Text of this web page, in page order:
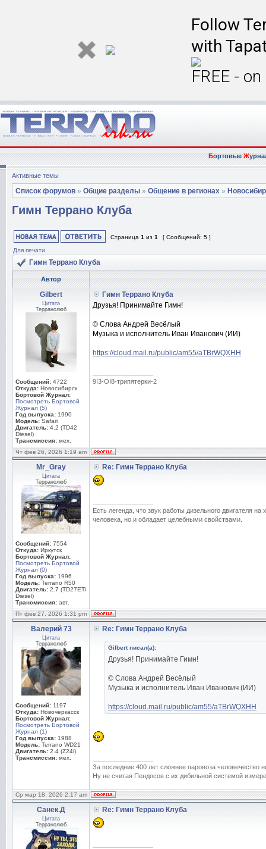
Follow
with
FREE -
БортовыеЖ
Активные темы
Список форумов » Общие разделы » Общение в регионах »
Гимн Террано Клуба
Страница 1 из 1
[ Сообщений: 5 ]
Для печати
Гимн Террано Клуба
Автор
Gilbert
Цитата
Терранолюб
Сообщений: 4722
Откуда: Новосибирск
Бортовой Журнал:
Посмотреть Бортовой
Журнал (5)
Год выпуска: 1990
Модель: Safari
Двигатель: 4.2 (TD42
Diesel)
Трансмиссия: мех.
Гимн Террано Клуба
Друзья! Принимайте Гимн!
© Слова Андрей Весёлый
Музыка и исполнитель Иван Иванович (ИИ)
https://cloud.mail.ru/public/am55/aTBrWQXHH
9I3-OI8-трипятерки-2
Чт фев 26, 2026 1:19 am
Mr_Gray
Цитата
Терранолюб
Сообщений: 7554
Откуда: Иркутск
Бортовой Журнал:
Посмотреть Бортовой
Журнал (0)
Год выпуска: 1996
Модель: Terrano R50
Двигатель: 2.7 (TD27ETi
Diesel)
Трансмиссия: авт.
Re: Гимн Террано Клуба
Есть легенда, что звук работы дизельного двигателя
человека, но и обладает целебными свойствами.
Пт фев 27, 2026 1:31 pm
Валерий 73
Цитата
Терранолюб
Сообщений: 1197
Откуда: Новочеркасск
Бортовой Журнал:
Посмотреть Бортовой
Журнал (1)
Год выпуска: 1988
Модель: Terrano WD21
Двигатель: 2.4 (Z24i)
Трансмиссия: мех.
Re: Гимн Террано Клуба
Gilbert писал(а):
Друзья! Принимайте Гимн!
© Слова Андрей Весёлый
Музыка и исполнитель Иван Иванович (ИИ)
https://cloud.mail.ru/public/am55/aTBrWQXHH
За последние 400 лет сложнее паровоза человечество
Ну не считая Пендосов с их дибильной системой
Ср мар 18, 2026 2:17 am
Санек.Д
Цитата
Терранолюб
Re: Гимн Террано Клуба